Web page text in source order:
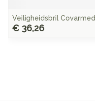
Veiligheidsbril Covarmed
€ 36,26